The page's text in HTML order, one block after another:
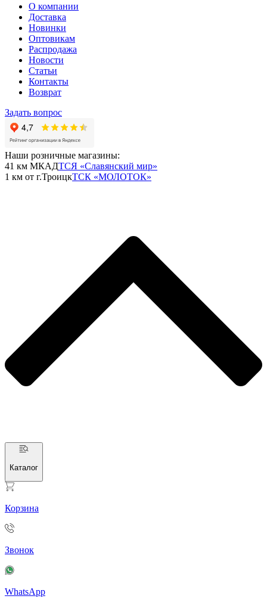
О компании
Доставка
Новинки
Оптовикам
Распродажа
Новости
Статьи
Контакты
Возврат
Задать вопрос
Наши розничные магазины:
41 км МКАДТСЯ «Славянский мир»
1 км от г.ТроицкТСК «МОЛОТОК»
Каталог
Корзина
Звонок
WhatsApp